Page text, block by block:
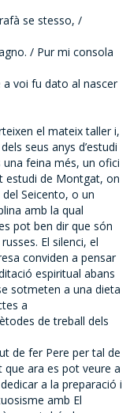
se stesso, /
/ Pur mi consola
voi fu dato al nascer
el mateix taller i,
seus anys d’estudi
feina més, un ofici
estudi de Montgat, on
del Seicento, o un
amb la qual
pot ben dir que són
El silenci, el
conviden a pensar
espiritual abans
sotmeten a una dieta
a
de treball dels
de fer Pere per tal de
ara es pot veure a
a la preparació i
amb El